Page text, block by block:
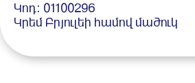
Կոդ: 01100296
Կրեմ Բրյուլեի համով մածուկ